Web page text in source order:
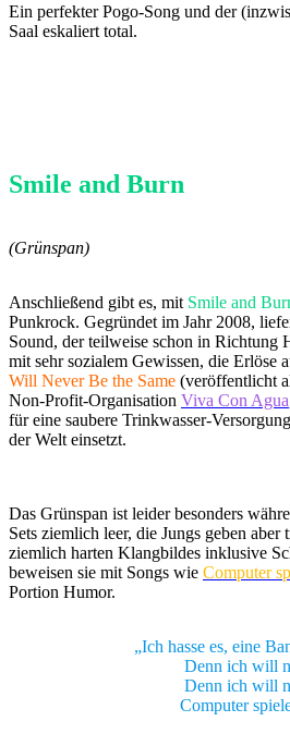
Ein perfekter Pogo-Song und der
Saal eskaliert total.
Smile and Burn
(Grünspan)
Anschließend gibt es, mit Smile and
Punkrock. Gegründet im Jahr 2008,
Sound, der teilweise schon in Richtung
mit sehr sozialem Gewissen, die Erlöse
Will Never Be the Same (veröffentlicht
Non-Profit-Organisation Viva Con Agua
für eine saubere Trinkwasser-
der Welt einsetzt.
Das Grünspan ist leider besonders
Sets ziemlich leer, die Jungs geben aber
ziemlich harten Klangbildes inklusive
beweisen sie mit Songs wie Computer
Portion Humor.
„Ich hasse es, eine
Denn ich will
Denn ich will
Computer